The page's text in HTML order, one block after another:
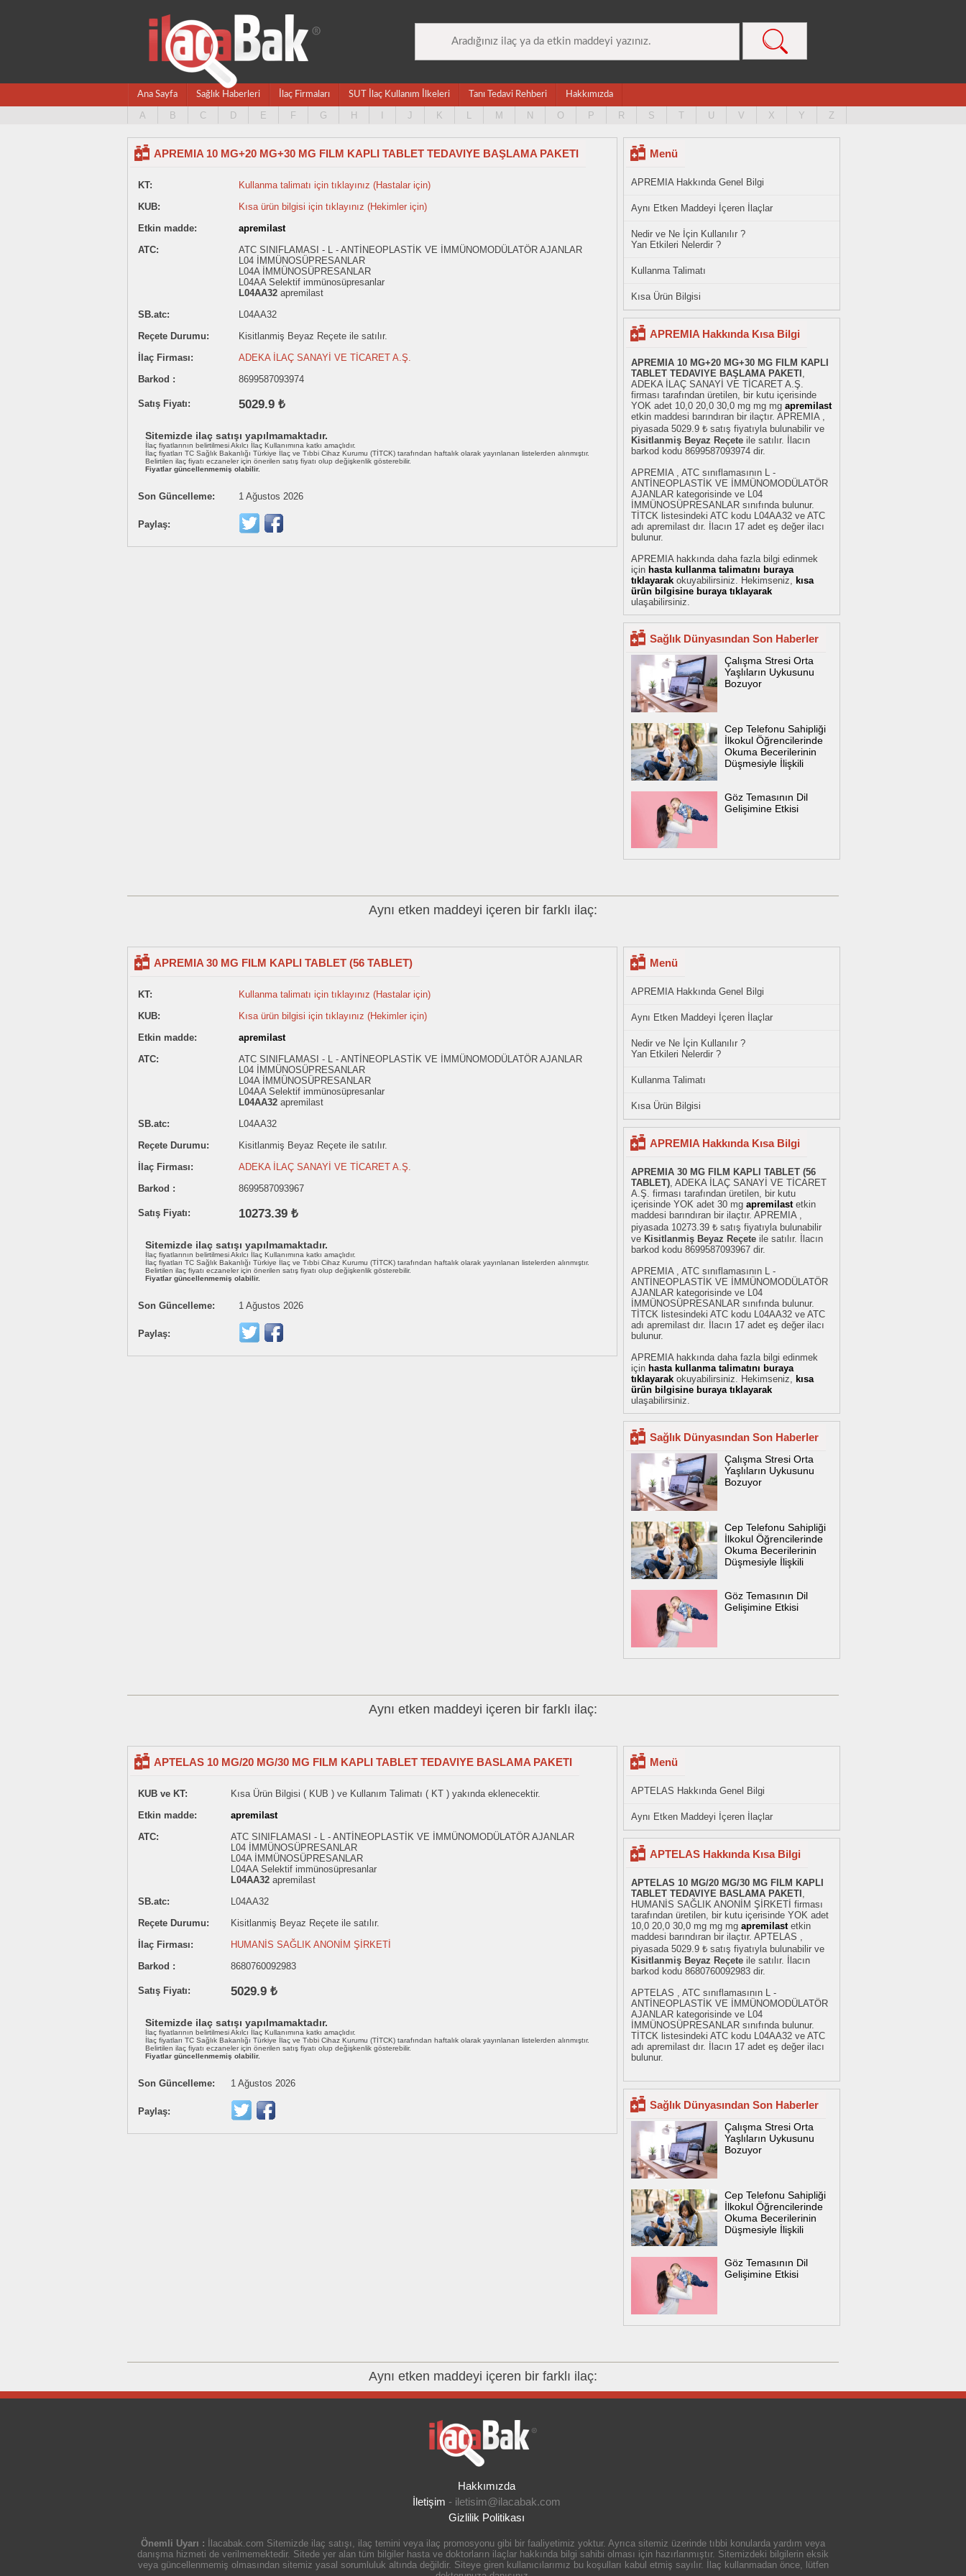
Ana Sayfa Sağlık Haberleri İlaç Firmaları SUT İlaç Kullanım İlkeleri Tanı Tedavi Rehberi Hakkımızda
A B C D E F G H J K L M N O P R S T U V X Y Z
APREMIA 10 MG+20 MG+30 MG FILM KAPLI TABLET TEDAVIYE BAŞLAMA PAKETI
KT:
Kullanma talimatı için tıklayınız (Hastalar için)
KUB:
Kısa ürün bilgisi için tıklayınız (Hekimler için)
Etkin madde:
apremilast
ATC:
ATC SINIFLAMASI - L - ANTİNEOPLASTİK VE İMMÜNOMODÜLATÖR AJANLAR
L04 İMMÜNOSÜPRESANLAR
L04A İMMÜNOSÜPRESANLAR
L04AA Selektif immünosüpresanlar
L04AA32 apremilast
SB.atc:
L04AA32
Reçete Durumu:
Kisitlanmiş Beyaz Reçete ile satılır.
İlaç Firması:
ADEKA İLAÇ SANAYİ VE TİCARET A.Ş.
Barkod :
8699587093974
Satış Fiyatı: 5029.9 ₺
Sitemizde ilaç satışı yapılmamaktadır.
İlaç fiyatlarının belirtilmesi Akılcı İlaç Kullanımına katkı amaçlıdır.
İlaç fiyatları TC Sağlık Bakanlığı Türkiye İlaç ve Tıbbi Cihaz Kurumu (TİTCK) tarafından haftalık olarak yayınlanan listelerden alınmıştır.
Belirtilen ilaç fiyatı eczaneler için önerilen satış fiyatı olup değişkenlik gösterebilir.
Fiyatlar güncellenmemiş olabilir.
Son Güncelleme: 1 Ağustos 2026
Paylaş:
Menü
APREMIA Hakkında Genel Bilgi
Aynı Etken Maddeyi İçeren İlaçlar
Nedir ve Ne İçin Kullanılır ?
Yan Etkileri Nelerdir ?
Kullanma Talimatı
Kısa Ürün Bilgisi
APREMIA Hakkında Kısa Bilgi
APREMIA 10 MG+20 MG+30 MG FILM KAPLI
TABLET TEDAVIYE BAŞLAMA PAKETI ,
ADEKA İLAÇ SANAYİ VE TİCARET A.Ş.
firması tarafından üretilen, bir kutu içerisinde
YOK adet 10,0 20,0 30,0 mg mg mg apremilast
etkin maddesi barındıran bir ilaçtır. APREMIA ,
piyasada 5029.9 ₺ satış fiyatıyla bulunabilir ve
Kisitlanmiş Beyaz Reçete ile satılır. İlacın
barkod kodu 8699587093974 dir.
APREMIA , ATC sınıflamasının L -
ANTİNEOPLASTİK VE İMMÜNOMODÜLATÖR
AJANLAR kategorisinde ve L04
İMMÜNOSÜPRESANLAR sınıfında bulunur.
TİTCK listesindeki ATC kodu L04AA32 ve ATC
adı apremilast dır. İlacın 17 adet eş değer ilacı
bulunur.
APREMIA hakkında daha fazla bilgi edinmek
için hasta kullanma talimatını buraya
tıklayarak okuyabilirsiniz. Hekimseniz, kısa
ürün bilgisine buraya tıklayarak
ulaşabilirsiniz.
Sağlık Dünyasından Son Haberler
Çalışma Stresi Orta
Yaşlıların Uykusunu
Bozuyor
Cep Telefonu Sahipliği
İlkokul Öğrencilerinde
Okuma Becerilerinin
Düşmesiyle İlişkili
Göz Temasının Dil
Gelişimine Etkisi
Aynı etken maddeyi içeren bir farklı ilaç:
APREMIA 30 MG FILM KAPLl TABLET (56 TABLET)
KT:
Kullanma talimatı için tıklayınız (Hastalar için)
KUB:
Kısa ürün bilgisi için tıklayınız (Hekimler için)
Etkin madde:
apremilast
ATC:
ATC SINIFLAMASI - L - ANTİNEOPLASTİK VE İMMÜNOMODÜLATÖR AJANLAR
L04 İMMÜNOSÜPRESANLAR
L04A İMMÜNOSÜPRESANLAR
L04AA Selektif immünosüpresanlar
L04AA32 apremilast
SB.atc:
L04AA32
Reçete Durumu:
Kisitlanmiş Beyaz Reçete ile satılır.
İlaç Firması:
ADEKA İLAÇ SANAYİ VE TİCARET A.Ş.
Barkod :
8699587093967
Satış Fiyatı: 10273.39 ₺
Sitemizde ilaç satışı yapılmamaktadır.
İlaç fiyatlarının belirtilmesi Akılcı İlaç Kullanımına katkı amaçlıdır.
İlaç fiyatları TC Sağlık Bakanlığı Türkiye İlaç ve Tıbbi Cihaz Kurumu (TİTCK) tarafından haftalık olarak yayınlanan listelerden alınmıştır.
Belirtilen ilaç fiyatı eczaneler için önerilen satış fiyatı olup değişkenlik gösterebilir.
Fiyatlar güncellenmemiş olabilir.
Son Güncelleme: 1 Ağustos 2026
Paylaş:
Menü
APREMIA Hakkında Genel Bilgi
Aynı Etken Maddeyi İçeren İlaçlar
Nedir ve Ne İçin Kullanılır ?
Yan Etkileri Nelerdir ?
Kullanma Talimatı
Kısa Ürün Bilgisi
APREMIA Hakkında Kısa Bilgi
APREMIA 30 MG FILM KAPLl TABLET (56
TABLET), ADEKA İLAÇ SANAYİ VE TİCARET
A.Ş. firması tarafından üretilen, bir kutu
içerisinde YOK adet 30 mg apremilastetkin
maddesi barındıran bir ilaçtır. APREMIA ,
piyasada 10273.39 ₺ satış fiyatıyla bulunabilir
ve Kisitlanmiş Beyaz Reçete ile satılır. İlacın
barkod kodu 8699587093967 dir.
APREMIA , ATC sınıflamasının L -
ANTİNEOPLASTİK VE İMMÜNOMODÜLATÖR
AJANLAR kategorisinde ve L04
İMMÜNOSÜPRESANLAR sınıfında bulunur.
TİTCK listesindeki ATC kodu L04AA32 ve ATC
adı apremilast dır. İlacın 17 adet eş değer ilacı
bulunur.
APREMIA hakkında daha fazla bilgi edinmek
için hasta kullanma talimatını buraya
tıklayarak okuyabilirsiniz. Hekimseniz, kısa
ürün bilgisine buraya tıklayarak
ulaşabilirsiniz.
Sağlık Dünyasından Son Haberler
Çalışma Stresi Orta
Yaşlıların Uykusunu
Bozuyor
Cep Telefonu Sahipliği
İlkokul Öğrencilerinde
Okuma Becerilerinin
Düşmesiyle İlişkili
Göz Temasının Dil
Gelişimine Etkisi
Aynı etken maddeyi içeren bir farklı ilaç:
APTELAS 10 MG/20 MG/30 MG FILM KAPLI TABLET TEDAVIYE BASLAMA PAKETI
KUB ve KT:
Kısa Ürün Bilgisi ( KUB ) ve Kullanım Talimatı ( KT ) yakında eklenecektir.
Etkin madde:
apremilast
ATC:
ATC SINIFLAMASI - L - ANTİNEOPLASTİK VE İMMÜNOMODÜLATÖR AJANLAR
L04 İMMÜNOSÜPRESANLAR
L04A İMMÜNOSÜPRESANLAR
L04AA Selektif immünosüpresanlar
L04AA32 apremilast
SB.atc:
L04AA32
Reçete Durumu:
Kisitlanmiş Beyaz Reçete ile satılır.
İlaç Firması:
HUMANİS SAĞLIK ANONİM ŞİRKETİ
Barkod :
8680760092983
Satış Fiyatı: 5029.9 ₺
Sitemizde ilaç satışı yapılmamaktadır.
İlaç fiyatlarının belirtilmesi Akılcı İlaç Kullanımına katkı amaçlıdır.
İlaç fiyatları TC Sağlık Bakanlığı Türkiye İlaç ve Tıbbi Cihaz Kurumu (TİTCK) tarafından haftalık olarak yayınlanan listelerden alınmıştır.
Belirtilen ilaç fiyatı eczaneler için önerilen satış fiyatı olup değişkenlik gösterebilir.
Fiyatlar güncellenmemiş olabilir.
Son Güncelleme: 1 Ağustos 2026
Paylaş:
Menü
APTELAS Hakkında Genel Bilgi
Aynı Etken Maddeyi İçeren İlaçlar
APTELAS Hakkında Kısa Bilgi
APTELAS 10 MG/20 MG/30 MG FILM KAPLI
TABLET TEDAVIYE BASLAMA PAKETI
HUMANİS SAĞLIK ANONİM ŞİRKETİ firması
tarafından üretilen, bir kutu içerisinde YOK adet
10,0 20,0 30,0 mg mg mg apremilast etkin
maddesi barındıran bir ilaçtır. APTELAS ,
piyasada 5029.9 ₺ satış fiyatıyla bulunabilir ve
Kisitlanmiş Beyaz Reçete ile satılır. İlacın
barkod kodu 8680760092983 dir.
APTELAS , ATC sınıflamasının L -
ANTİNEOPLASTİK VE İMMÜNOMODÜLATÖR
AJANLAR kategorisinde ve L04
İMMÜNOSÜPRESANLAR sınıfında bulunur.
TİTCK listesindeki ATC kodu L04AA32 ve ATC
adı apremilast dır. İlacın 17 adet eş değer ilacı
bulunur.
Sağlık Dünyasından Son Haberler
Çalışma Stresi Orta
Yaşlıların Uykusunu
Bozuyor
Cep Telefonu Sahipliği
İlkokul Öğrencilerinde
Okuma Becerilerinin
Düşmesiyle İlişkili
Göz Temasının Dil
Gelişimine Etkisi
Aynı etken maddeyi içeren bir farklı ilaç:
Hakkımızda
İletişim - iletisim@ilacabak.com
Gizlilik Politikası
Önemli Uyarı :
İlacabak.com Sitemizde ilaç satışı, ilaç temini veya ilaç promosyonu gibi bir faaliyetimiz yoktur. Ayrıca sitemiz üzerinde tıbbi konularda yardım veya
danışma hizmeti de verilmemektedir. Sitede yer alan tüm bilgiler hasta ve doktorların ilaçlar hakkında bilgi sahibi olması için hazırlanmıştır. Sitemizdeki bilgilerin eksik
veya güncellenmemiş olmasından sitemiz yasal sorumluluk altında değildir. Siteye giren kullanıcılarımız bu koşulları kabul etmiş sayılır. İlaç kullanmadan önce, lütfen